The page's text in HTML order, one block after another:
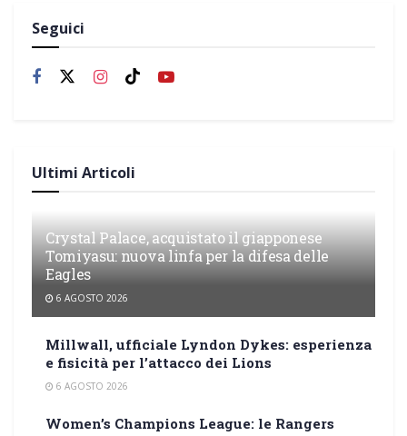
Seguici
Ultimi Articoli
Crystal Palace, acquistato il giapponese
Tomiyasu: nuova linfa per la difesa delle
Eagles
6 AGOSTO 2026
Millwall, ufficiale Lyndon Dykes: esperienza
e fisicità per l’attacco dei Lions
6 AGOSTO 2026
Women’s Champions League: le Rangers